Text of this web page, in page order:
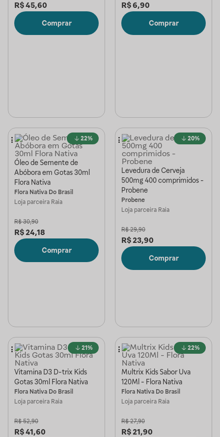
R$45,60
Comprar
R$6,90
Comprar
22%
Óleo de Semente de
Abóbora em Gotas 30ml
Flora Nativa
Flora Nativa Do Brasil
Loja parceira Raia
R$ 30,90
R$ 24,18
Comprar
20%
Levedura de Cerveja
500mg 400 comprimidos -
Probene
Probene
Loja parceira Raia
R$ 29,90
R$ 23,90
Comprar
21%
Vitamina D3 D-trix Kids
Gotas 30ml Flora Nativa
Flora Nativa Do Brasil
Loja parceira Raia
R$ 52,90
R$41,60
22%
Multrix Kids Sabor Uva
120Ml - Flora Nativa
Flora Nativa Do Brasil
Loja parceira Raia
R$ 27,90
R$ 21,90